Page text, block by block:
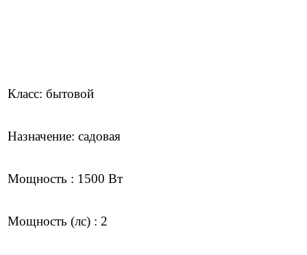
Класс: бытовой
Назначение: садовая
Мощность : 1500 Вт
Мощность (лс) : 2